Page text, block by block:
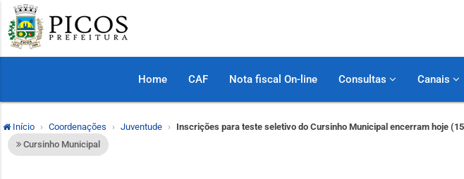
Home CAF Nota fiscal On-line Consultas Canais
Início Coordenações Juventude
Inscrições para teste seletivo do Cursinho Municipal encerram hoje
Cursinho Municipal